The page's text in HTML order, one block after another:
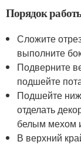
Порядок
Сложите
выполните
Подверните
подшейте
Подшейте
отделать
белым мехом
В верхний